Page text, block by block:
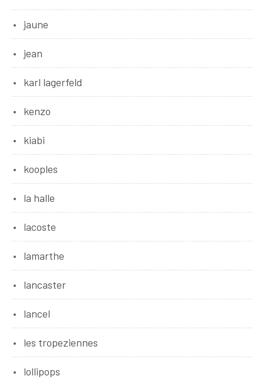
jaune
jean
karl lagerfeld
kenzo
kiabi
kooples
la halle
lacoste
lamarthe
lancaster
lancel
les tropeziennes
lollipops